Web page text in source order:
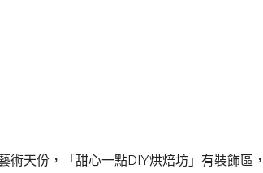
天份，「甜心一點DIY烘焙坊」有裝飾區